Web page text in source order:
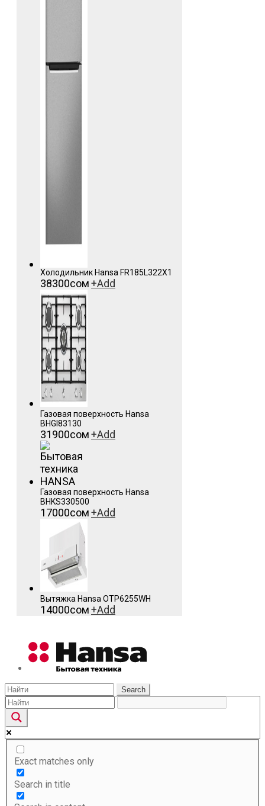
Холодильник Hansa FR185L322X1
38300сом+Add
Газовая поверхность Hansa
BHGI83130
31900сом+Add
Газовая поверхность Hansa
BHKS330500
17000сом+Add
Вытяжка Hansa OTP6255WH
14000сом+Add
Search
Exact matches only
Search in title